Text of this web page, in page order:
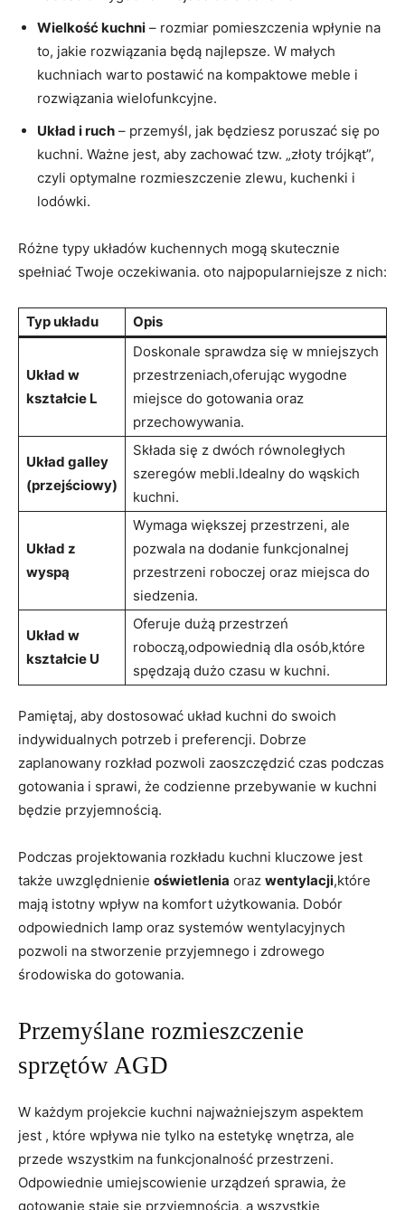
Wielkość kuchni – rozmiar pomieszczenia wpłynie na
to,⁢ jakie ‍rozwiązania będą najlepsze.‍ W małych
kuchniach warto postawić ⁢na kompaktowe meble i
rozwiązania wielofunkcyjne.
Układ i ruch – przemyśl, jak będziesz poruszać się po
kuchni. Ważne jest, aby zachować tzw. „złoty trójkąt”,
czyli optymalne rozmieszczenie zlewu, kuchenki i
lodówki.
Różne typy układów kuchennych mogą skutecznie
spełniać Twoje oczekiwania. oto najpopularniejsze z⁤ nich:
Typ układu Opis
Układ w
kształcie L
Doskonale ‌sprawdza się w mniejszych
przestrzeniach,oferując wygodne
miejsce do gotowania oraz
przechowywania.
Układ galley
(przejściowy)
Składa się z dwóch równoległych‌
szeregów mebli.Idealny do wąskich
kuchni.
Układ z
wyspą
Wymaga większej przestrzeni, ale
pozwala na dodanie funkcjonalnej
przestrzeni roboczej oraz ⁤miejsca do
siedzenia.
Układ w
kształcie U
Oferuje dużą przestrzeń
roboczą,odpowiednią dla osób,które
spędzają dużo czasu w kuchni.
Pamiętaj, aby dostosować układ kuchni ⁤do swoich
indywidualnych potrzeb i preferencji. Dobrze
zaplanowany rozkład pozwoli zaoszczędzić czas podczas
gotowania i sprawi, że codzienne przebywanie w kuchni
⁣będzie przyjemnością.
Podczas projektowania rozkładu kuchni kluczowe jest
także uwzględnienie oświetlenia oraz wentylacji,które
mają istotny wpływ na komfort użytkowania. Dobór
odpowiednich lamp oraz ​systemów ⁣wentylacyjnych
pozwoli na stworzenie przyjemnego i zdrowego
środowiska do gotowania.
Przemyślane rozmieszczenie
sprzętów AGD
W każdym projekcie kuchni najważniejszym aspektem
jest , które wpływa‌ nie tylko na estetykę wnętrza, ale
przede wszystkim na funkcjonalność przestrzeni.
Odpowiednie umiejscowienie urządzeń sprawia, że
gotowanie staje się przyjemnością, a wszystkie